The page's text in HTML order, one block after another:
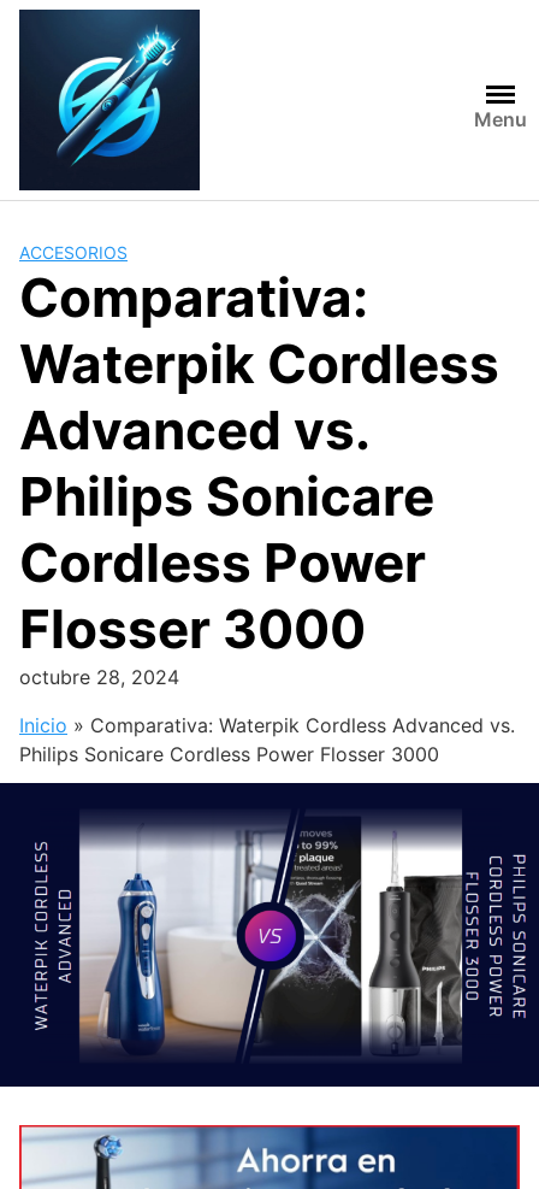
Skip
content
Menu
ACCESORIOS
Comparativa:
Waterpik Cordless
Advanced vs.
Philips Sonicare
Cordless Power
Flosser 3000
octubre 28, 2024
Inicio » Comparativa: Waterpik Cordless Advanced vs.
Philips Sonicare Cordless Power Flosser 3000